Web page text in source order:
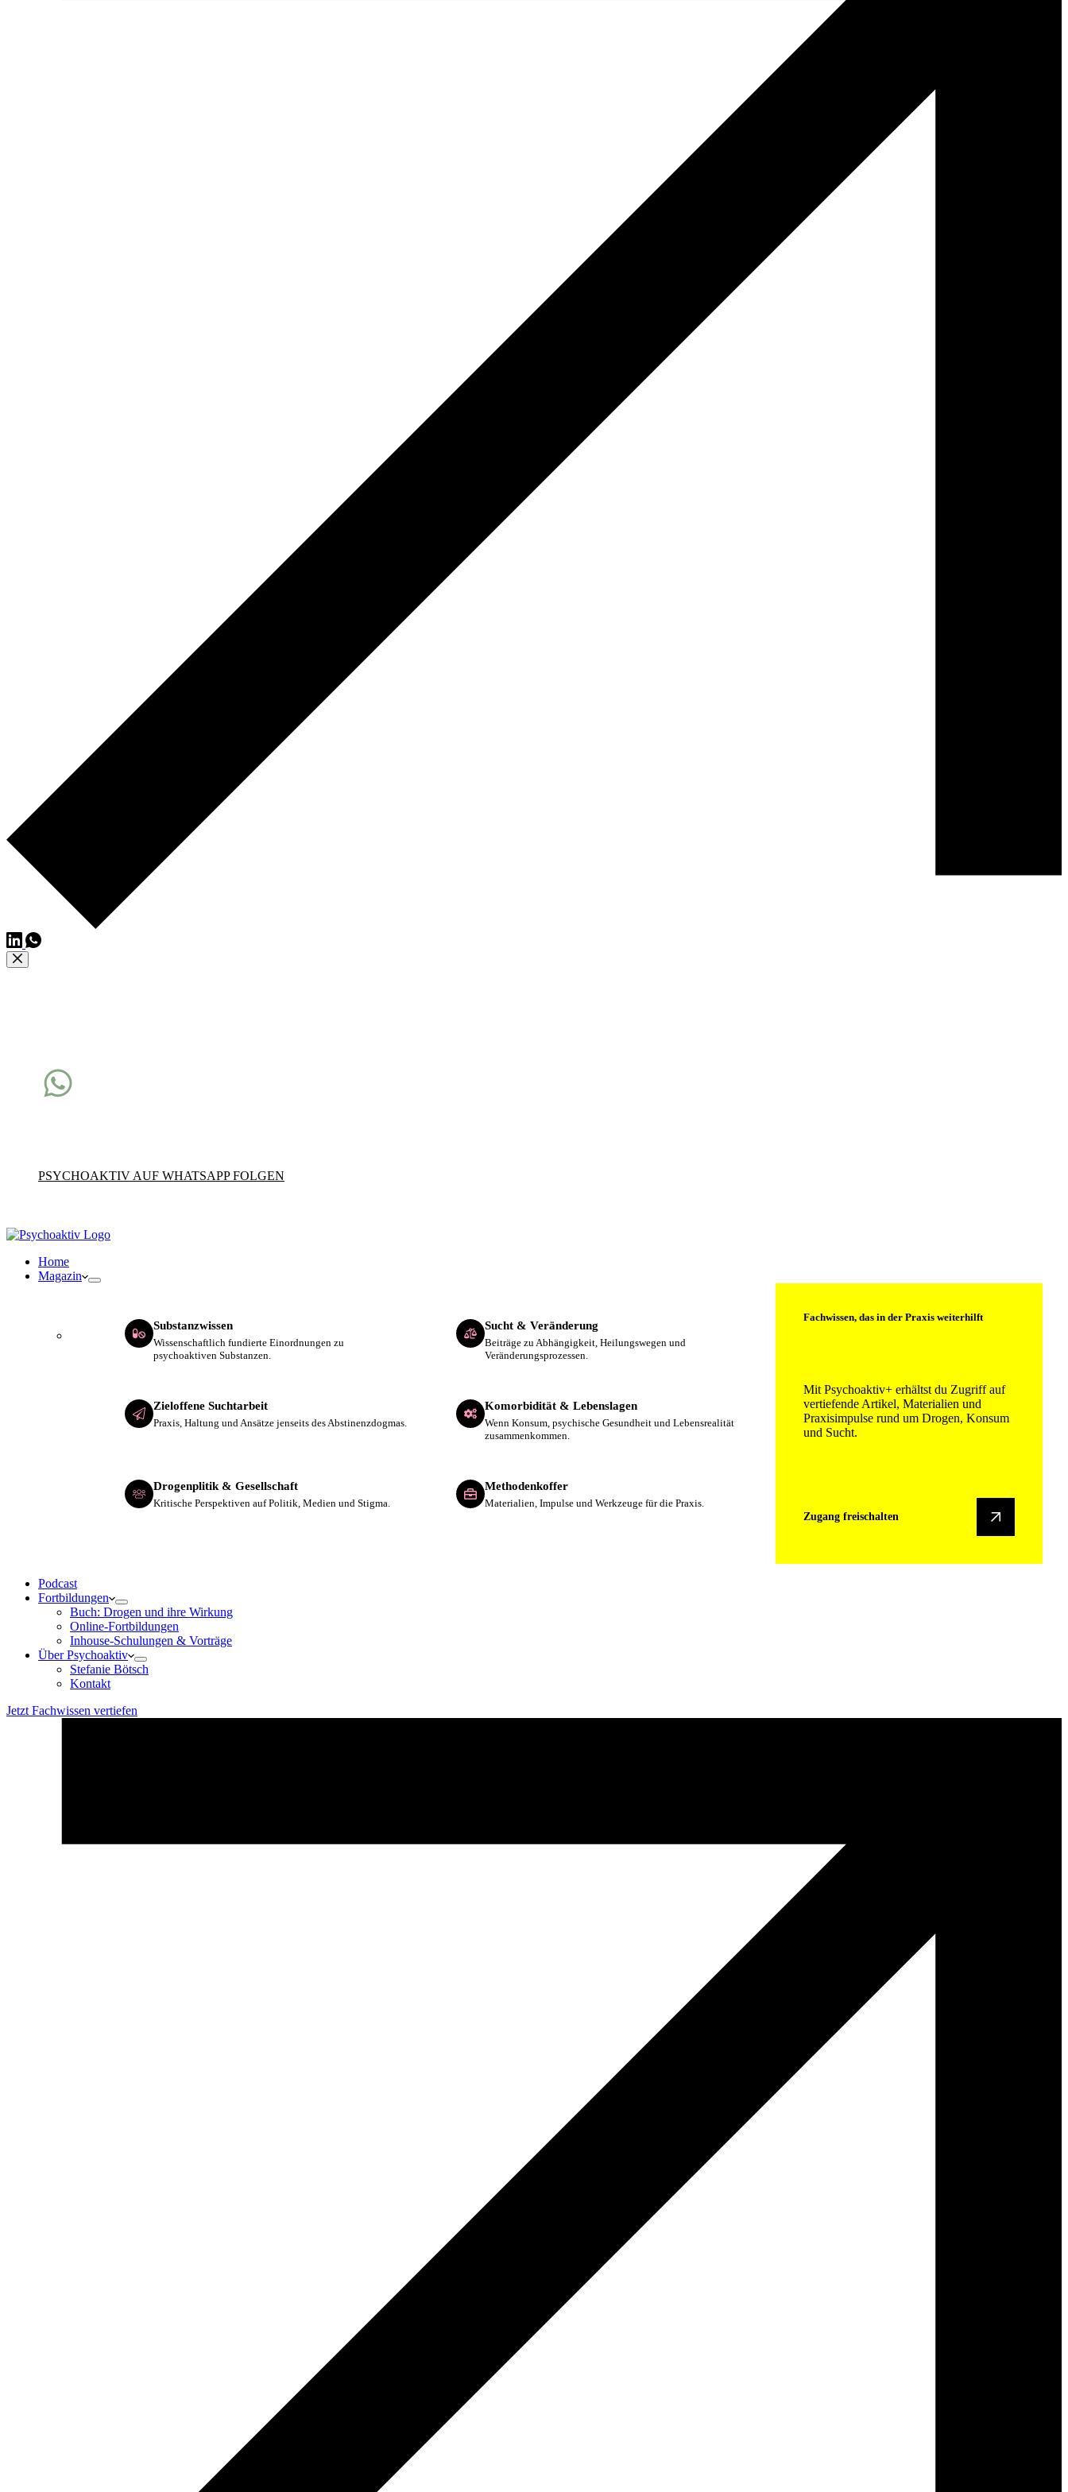
PSYCHOAKTIV AUF WHATSAPP FOLGEN
Home
Magazin
Substanzwissen
Wissenschaftlich fundierte Einordnungen zu
psychoaktiven Substanzen.
Sucht & Veränderung
Beiträge zu Abhängigkeit, Heilungswegen und
Veränderungsprozessen.
Zieloffene Suchtarbeit
Praxis, Haltung und Ansätze jenseits des Abstinenzdogmas.
Komorbidität & Lebenslagen
Wenn Konsum, psychische Gesundheit und Lebensrealität
zusammenkommen.
Drogenplitik & Gesellschaft
Kritische Perspektiven auf Politik, Medien und Stigma.
Methodenkoffer
Materialien, Impulse und Werkzeuge für die Praxis.
Fachwissen, das in der Praxis weiterhilft
Mit Psychoaktiv+ erhältst du Zugriff auf
vertiefende Artikel, Materialien und
Praxisimpulse rund um Drogen, Konsum
und Sucht.
Zugang freischalten
Podcast
Fortbildungen
Buch: Drogen und ihre Wirkung
Online-Fortbildungen
Inhouse-Schulungen & Vorträge
Über Psychoaktiv
Stefanie Bötsch
Kontakt
Jetzt Fachwissen vertiefen